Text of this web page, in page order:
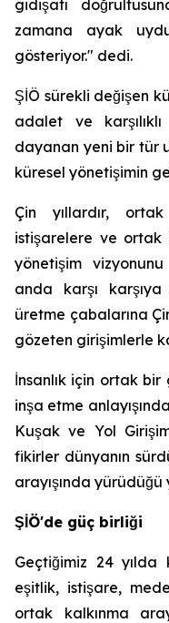
gidişatı
zamana ayak
gösteriyor." dedi.
ŞİÖ sürekli değişen
adalet ve
dayanan yeni bir tür
küresel yönetişimin
Çin yıllardır,
istişarelere ve ortak
yönetişim
anda karşı
üretme çabalarına
gözeten girişimlerle
İnsanlık için ortak
inşa etme
Kuşak ve Yol
fikirler dünyanın
arayışında yürüdüğü
ŞİÖ'de güç birliği
Geçtiğimiz 24 yılda
eşitlik, istişare,
ortak kalkınma